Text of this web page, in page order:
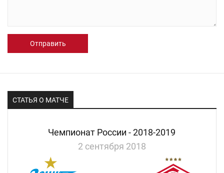
Отправить
СТАТЬЯ О МАТЧЕ
Чемпионат России - 2018-2019
2 сентября 2018